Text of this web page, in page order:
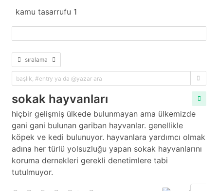
kamu tasarrufu 1
sıralama
sokak hayvanları
hiçbir gelişmiş ülkede bulunmayan ama ülkemizde
gani gani bulunan gariban hayvanlar. genellikle
köpek ve kedi bulunuyor. hayvanlara yardımcı olmak
adına her türlü yolsuzluğu yapan sokak hayvanlarını
koruma dernekleri gerekli denetimlere tabi
tutulmuyor.